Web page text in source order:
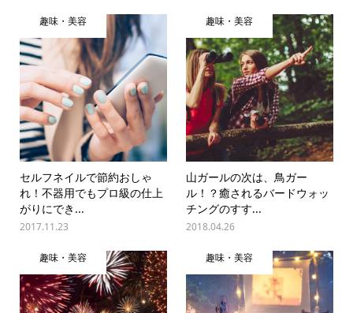
趣味・美容
セルフネイルで節約おしゃ
れ！不器用でもプロ級の仕上
がりにでき...
2017.11.23
趣味・美容
山ガールの次は、鳥ガー
ル！？癒されるバードウォッ
チングのすす...
2018.04.26
趣味・美容 趣味・美容